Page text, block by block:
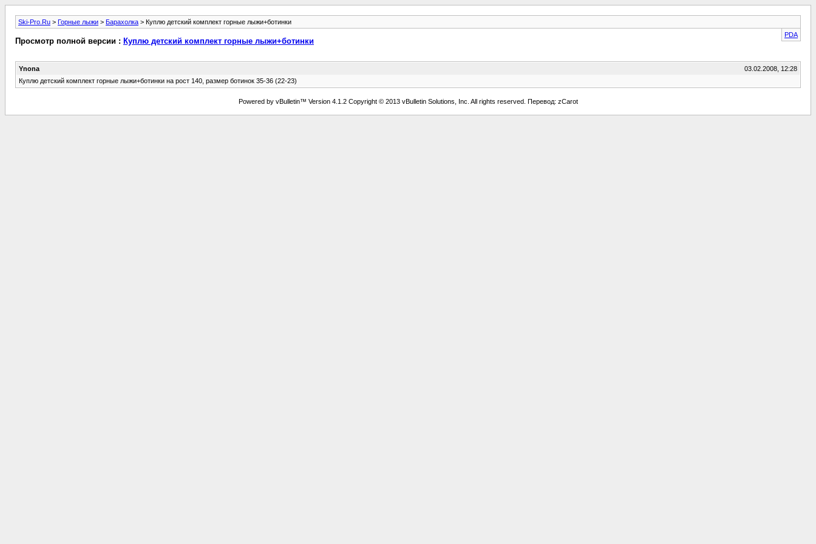
Ski-Pro.Ru > Горные лыжи > Барахолка > Куплю детский комплект горные лыжи+ботинки
PDA
Просмотр полной версии : Куплю детский комплект горные лыжи+ботинки
Ynona
03.02.2008, 12:28
Куплю детский комплект горные лыжи+ботинки на рост 140, размер ботинок 35-36 (22-23)
Powered by vBulletin™ Version 4.1.2 Copyright © 2013 vBulletin Solutions, Inc. All rights reserved. Перевод: zCarot